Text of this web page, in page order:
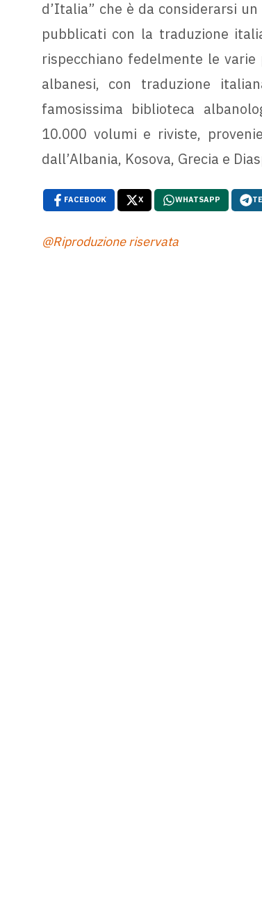
d’Italia” che è da considerarsi
pubblicati con la traduzione
rispecchiano fedelmente le
albanesi, con traduzione
famosissima biblioteca
10.000 volumi e riviste,
dall’Albania, Kosova, Grecia e
FACEBOOK X WHATSAPP
@Riproduzione riservata